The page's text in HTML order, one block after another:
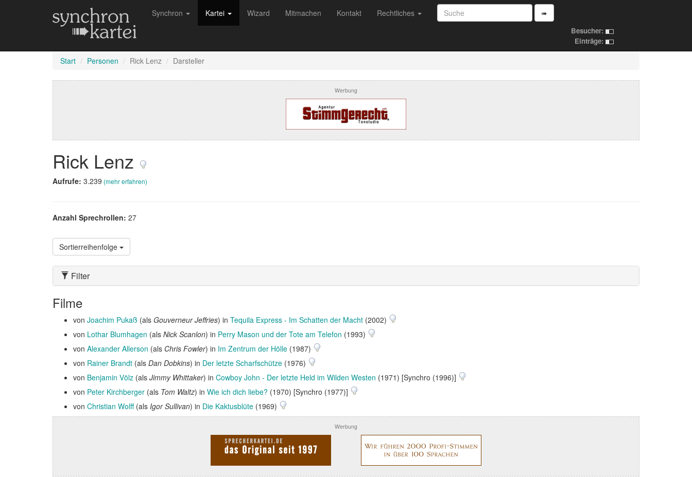
Synchron Kartei Wizard Mitmachen Kontakt Rechtliches ➠
Besucher:
Einträge:
Start Personen Rick Lenz Darsteller
Werbung
Rick Lenz
Aufrufe: 3.239 (mehr erfahren)
Anzahl Sprechrollen: 27
Sortierreihenfolge
Filter
Filme
von Joachim Pukaß (als Gouverneur Jeffries) in Tequila Express - Im Schatten der Macht (2002)
von Lothar Blumhagen (als Nick Scanlon) in Perry Mason und der Tote am Telefon (1993)
von Alexander Allerson (als Chris Fowler) in Im Zentrum der Hölle (1987)
von Rainer Brandt (als Dan Dobkins) in Der letzte Scharfschütze (1976)
von Benjamin Völz (als Jimmy Whittaker) in Cowboy John - Der letzte Held im Wilden Westen (1971) [Synchro (1996)]
von Peter Kirchberger (als Tom Waltz) in Wie ich dich liebe? (1970) [Synchro (1977)]
von Christian Wolff(als Igor Sullivan) in Die Kaktusblüte (1969)
Werbung